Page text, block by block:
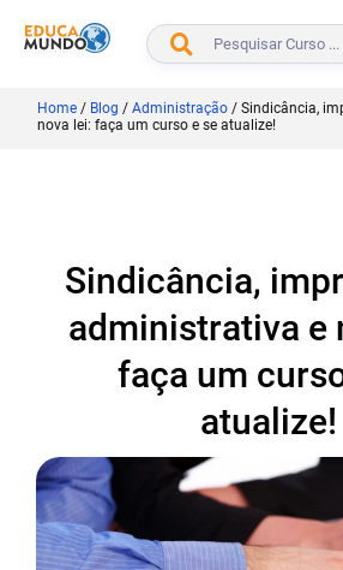
Home / Blog / Administração / Sindicância,
nova lei: faça um curso e se atualize!
Sindicância,
administrativa e
faça um
atualize!